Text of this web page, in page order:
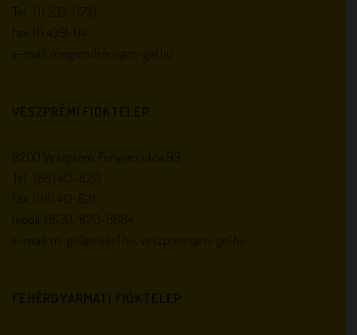
Tel.:
fax:
e-mail:
VESZPRÉMI FIÓKTELEP
8200 Veszprém, Fenyves utca 99.
Tel.:
fax:
mobil:
e-mail:
FEHÉRGYARMATI FIÓKTELEP